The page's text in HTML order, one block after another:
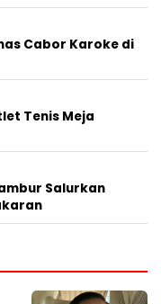
Cabor Karoke di
Tenis Meja
Salurkan